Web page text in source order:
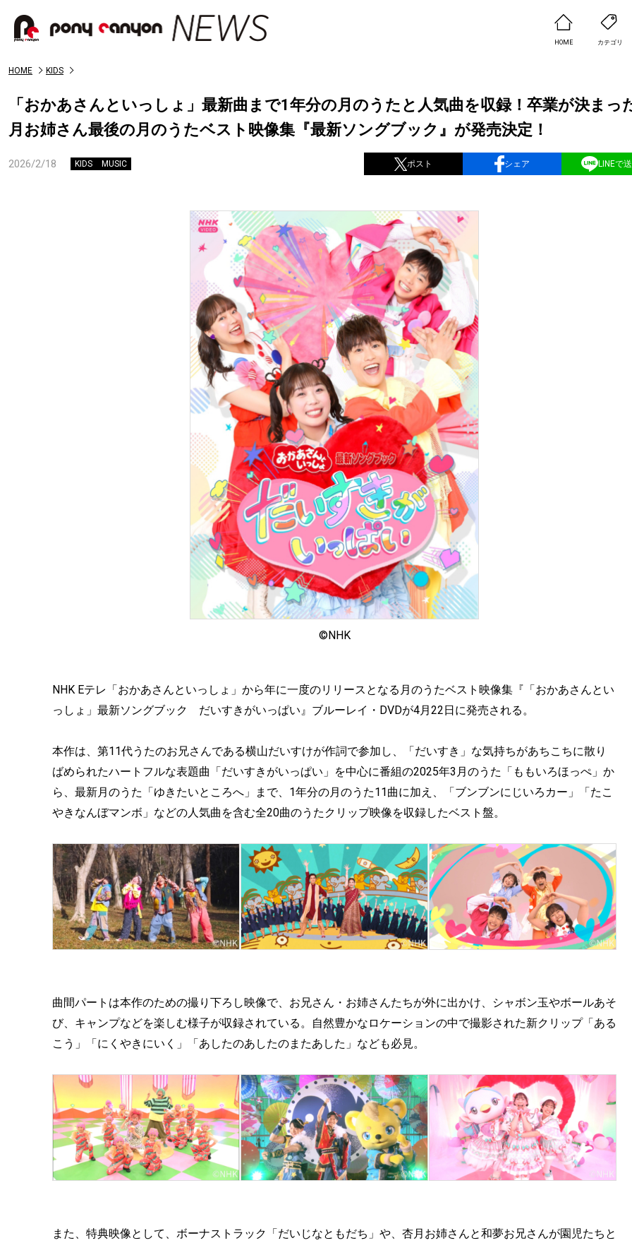
HOME カテゴリ
HOME KIDS
「おかあさんといっしょ」最新曲まで1年分の月のうたと人気曲を収録！卒業が決まっ
月お姉さん最後の月のうたベスト映像集『最新ソングブック』が発売決定！
2026/2/18 KIDS MUSIC ポスト シェア LINEで
©︎NHK
NHK Eテレ「おかあさんといっしょ」から年に一度のリリースとなる月のうたベスト映像集『「おかあさんとい
っしょ」最新ソングブック だいすきがいっぱい』ブルーレイ・DVDが4月22日に発売される。
本作は、第11代うたのお兄さんである横山だいすけが作詞で参加し、「だいすき」な気持ちがあちこちに散り
ばめられたハートフルな表題曲「だいすきがいっぱい」を中心に番組の2025年3月のうた「ももいろほっぺ」か
ら、最新月のうた「ゆきたいところへ」まで、1年分の月のうた11曲に加え、「ブンブンにじいろカー」「たこ
やきなんぼマンボ」などの人気曲を含む全20曲のうたクリップ映像を収録したベスト盤。
曲間パートは本作のための撮り下ろし映像で、お兄さん・お姉さんたちが外に出かけ、シャボン玉やボールあそ
び、キャンプなどを楽しむ様子が収録されている。自然豊かなロケーションの中で撮影された新クリップ「ある
こう」「にくやきにいく」「あしたのあしたのまたあした」なども必見。
また、特典映像として、ボーナストラック「だいじなともだち」や、杏月お姉さんと和夢お兄さんが園児たちと